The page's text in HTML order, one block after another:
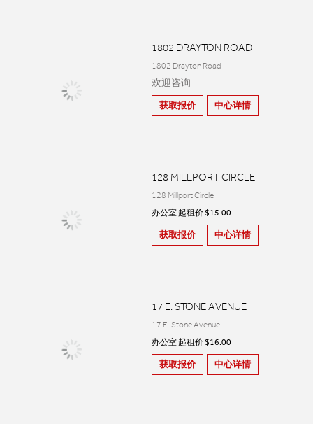
1802 DRAYTON ROAD
1802 Drayton Road
欢迎咨询
获取报价 中心详情
128 MILLPORT CIRCLE
128 Millport Circle
办公室 起租价 $15.00
获取报价 中心详情
17 E. STONE AVENUE
17 E. Stone Avenue
办公室 起租价 $16.00
获取报价 中心详情